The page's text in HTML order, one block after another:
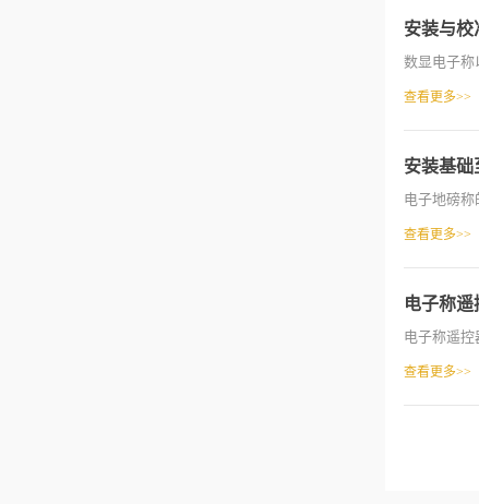
安装与校
数显电子称
查看更多>>
安装基础
电子地磅
查看更多>>
电子称
电子称遥
查看更多>>